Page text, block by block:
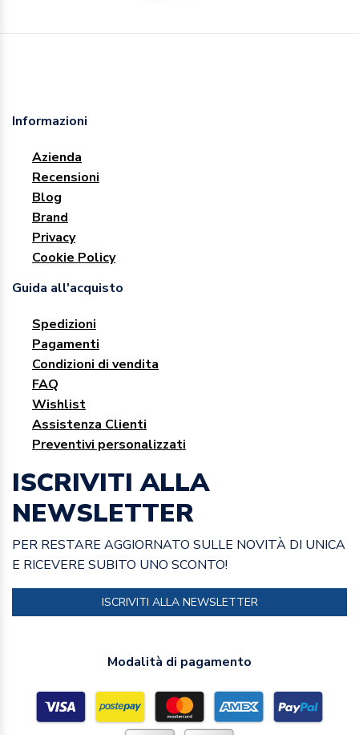
Informazioni
Azienda
Recensioni
Blog
Brand
Privacy
Cookie Policy
Guida all'acquisto
Spedizioni
Pagamenti
Condizioni di vendita
FAQ
Wishlist
Assistenza Clienti
Preventivi personalizzati
ISCRIVITI ALLA
NEWSLETTER
PER RESTARE AGGIORNATO SULLE NOVITÀ DI UNICA
E RICEVERE SUBITO UNO SCONTO!
ISCRIVITI ALLA NEWSLETTER
Modalità di pagamento